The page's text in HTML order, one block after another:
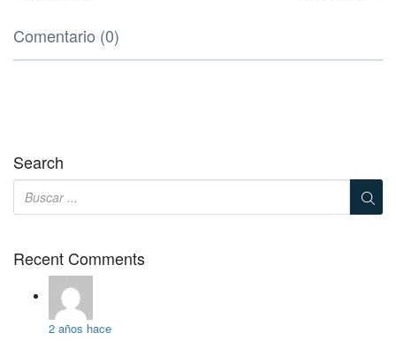
Comentario (0)
Search
Recent Comments
2 años hace